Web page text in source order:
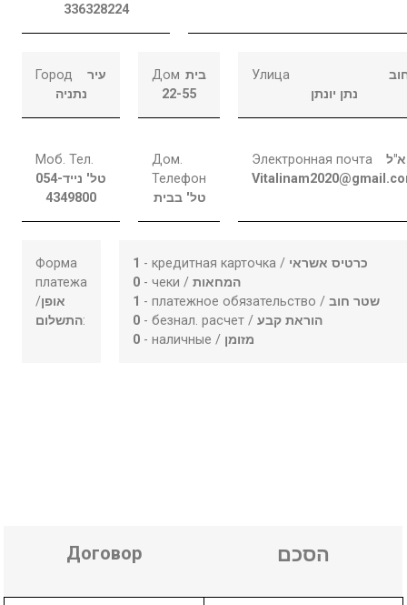
336328224
Город
עיר
נתניה
Дом בית
22-55
Улица
נתן יונתן
Моб. Тел.
טל' נייד054-
4349800
Дом.
Телефон
טל' בבית
Электронная почта
Форма
платежа
/אופן
התשלום:
1 - кредитная карточка / כרטיס אשראי
0 - чеки /המחאות
1 - платежное обязательство /שטר חוב
0 - безнал. расчет /הוראת קבע
0 - наличные / מזומן
Договор הסכם